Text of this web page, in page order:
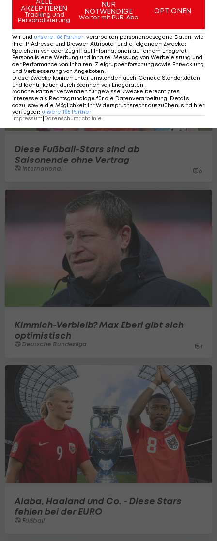
Diese Fußball-Stars sind ab
Saisonende ohne Vertrag
International 6
Kimmich-Verbleib? Max Eberl gibt sich
optimistisch
Deutsche Bundesliga 1
Alaba, Haaland und Co. - Diese Stars
fehlen bei der EURO
Fußball
AKZEPTIEREN
Tracking und
Personalisierung
NUR
NOTWENDIGE
Weiter mit PUR-Abo
OPTIONEN
Wir und unsere 186 Partner verarbeiten personenbezogene Daten, wie
Ihre IP-Adresse und Browser-Attribute für die folgenden Zwecke:
Speichern von oder Zugriff auf Informationen auf einem Endgerät;
Personalisierte Werbung und Inhalte, Messung von Werbeleistung und
der Performance von Inhalten, Zielgruppenforschung sowie Entwicklung
und Verbesserung von Angeboten
Diese Zwecke können unter Umständen auch: Genaue Standortdaten
und Identifikation durch Scannen von Endgeräten
Manche Partner verwenden für gewisse Zwecke berechtigtes
Interesse als Rechtsgrundlage für die Datenverarbeitung. Details
dazu, sowie die Möglichkeit Ihr Widerspruchsrecht auszuüben, sind hier
verfügbar: unsere 186 Partner
Impressum|Datenschutzrichtlinie